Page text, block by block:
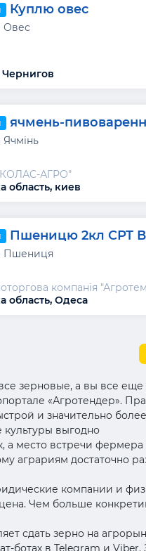
Куплю овес
Овес
ячмень-
Ячмінь
АГРО"
область, киев
Пшеницю 2кл СРТ
Пшениця
компанія
область, Одеса
зерновые, а вы все еще
«Агротендер».
и значительно
выгодно
а место встречи
аграриям достаточно
компании и
Чем больше
сдать зерно на
ботах в Telegram и